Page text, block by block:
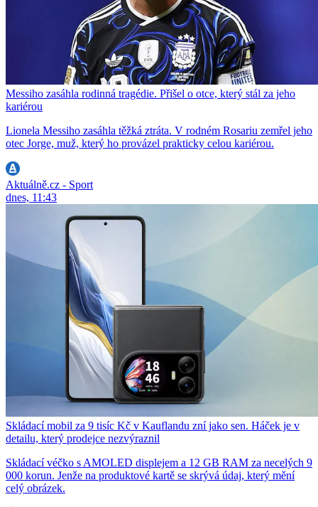
Messiho zasáhla rodinná tragédie. Přišel o otce, který stál za jeho
kariérou
Lionela Messiho zasáhla těžká ztráta. V rodném Rosariu zemřel jeho
otec Jorge, muž, který ho provázel prakticky celou kariérou.
Aktuálně.cz - Sport
dnes, 11:43
Skládací mobil za 9 tisíc Kč v Kauflandu zní jako sen. Háček je v
detailu, který prodejce nezvýraznil
Skládací véčko s AMOLED displejem a 12 GB RAM za necelých 9
000 korun. Jenže na produktové kartě se skrývá údaj, který mění
celý obrázek.